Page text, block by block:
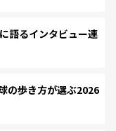
語るインタビュー連
の歩き方が選ぶ2026